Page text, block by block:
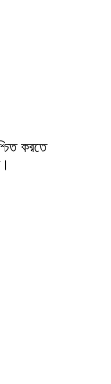
করতে